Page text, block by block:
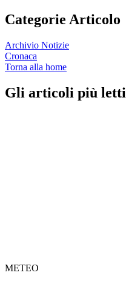
Categorie Articolo
Archivio Notizie
Cronaca
Torna alla home
Gli articoli più letti
METEO